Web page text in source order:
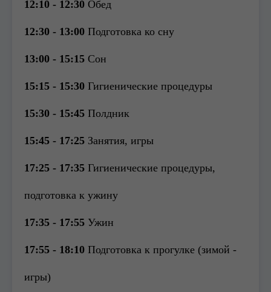
12:10 - 12:30 Обед
12:30 - 13:00 Подготовка ко сну
13:00 - 15:15 Сон
15:15 - 15:30 Гигиенические процедуры
15:30 - 15:45 Полдник
15:45 - 17:25 Занятия, игры
17:25 - 17:35 Гигиенические процедуры,
подготовка к ужину
17:35 - 17:55 Ужин
17:55 - 18:10 Подготовка к прогулке (зимой -
игры)